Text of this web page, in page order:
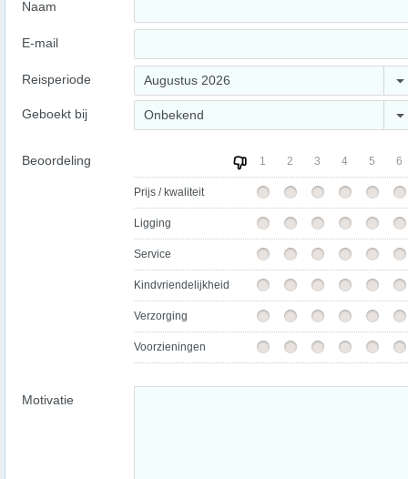
Naam
E-mail
Reisperiode Augustus 2026
Geboekt bij Onbekend
Beoordeling 1 2 3 4 5 6
Prijs / kwaliteit
Ligging
Service
Kindvriendelijkheid
Verzorging
Voorzieningen
Motivatie